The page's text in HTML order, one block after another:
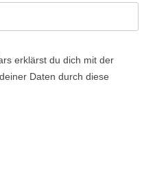
erklärst du dich mit der
Daten durch diese